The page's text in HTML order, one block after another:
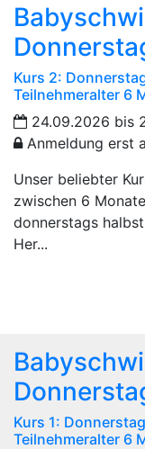
Kurs 2:
Teilnehmeralter 6
24.09.2026 bis
Anmeldung erst
Unser beliebter
zwischen 6
donnerstags
Her...
Kurs 1:
Teilnehmeralter 6